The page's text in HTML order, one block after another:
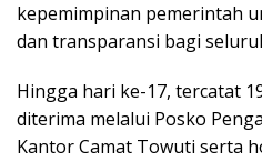
kepemimpinan pemerintah
dan transparansi bagi
Hingga hari ke-17, tercatat
diterima melalui Posko
Kantor Camat Towuti serta